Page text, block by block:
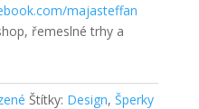
majasteffan
řemeslné trhy a
Štítky: Design, Šperky